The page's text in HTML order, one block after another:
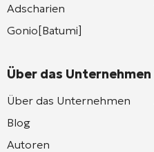
Adscharien
Gonio[Batumi]
Über das Unternehmen
Über das Unternehmen
Blog
Autoren